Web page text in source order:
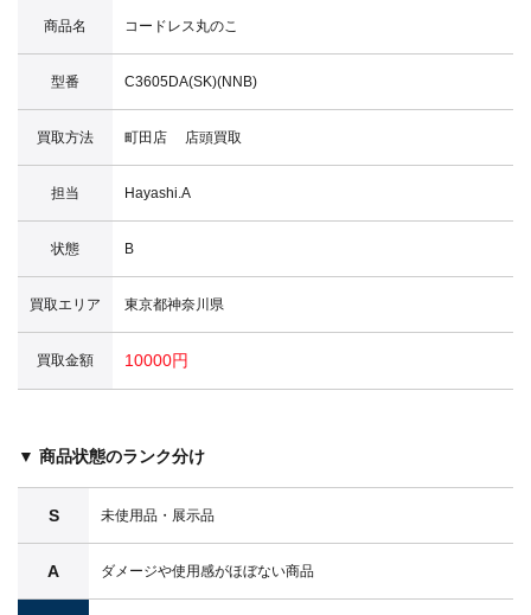
商品名 コードレス丸のこ
型番 C3605DA(SK)(NNB)
買取方法 町田店 店頭買取
担当 Hayashi.A
状態 B
買取エリア 東京都神奈川県
買取金額 10000円
▼ 商品状態のランク分け
S 未使用品・展示品
A ダメージや使用感がほぼない商品